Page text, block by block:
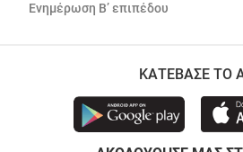
Ενημέρωση Β’ επιπέδου
ΚΑΤΕΒΑΣΕ ΤΟ